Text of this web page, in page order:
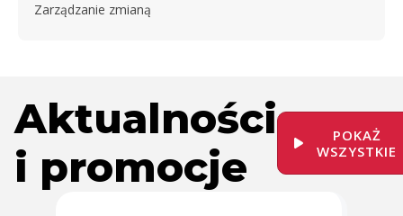
Zarządzanie zmianą
Aktualności
i promocje
POKAŻ
WSZYSTKIE